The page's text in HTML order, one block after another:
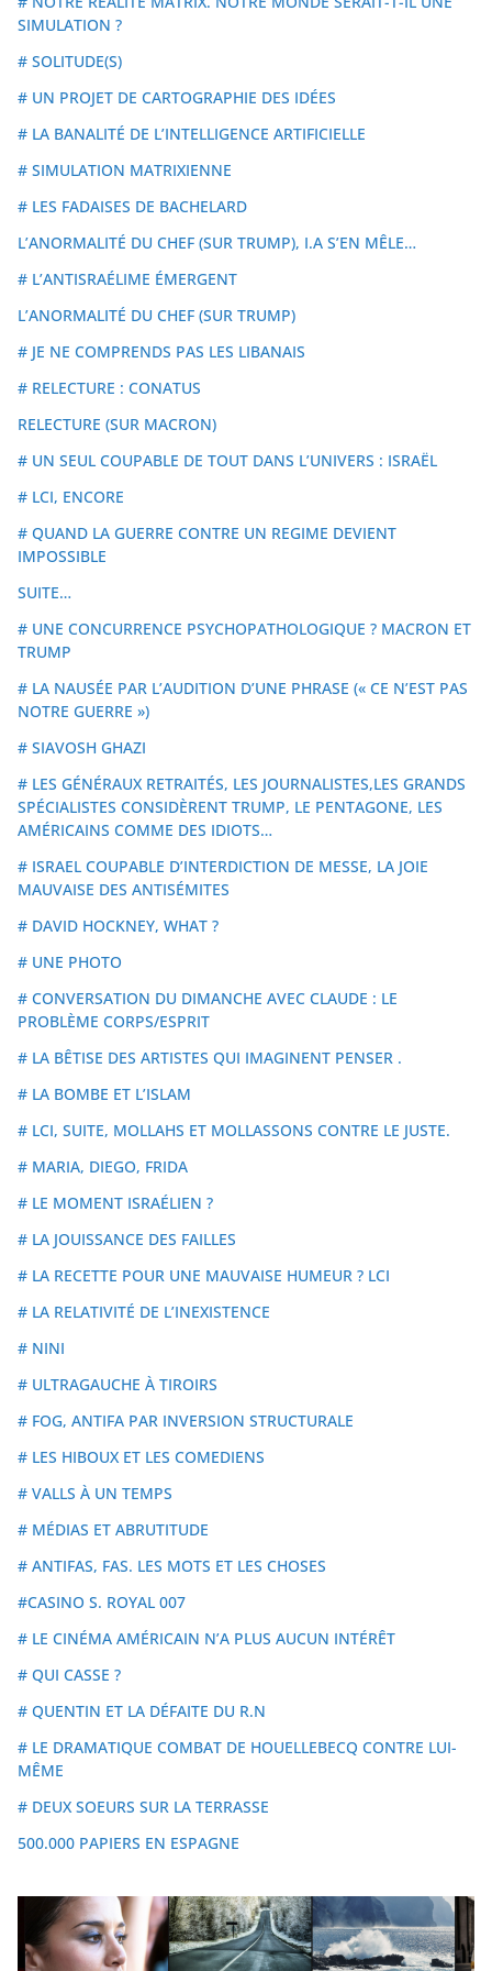
SIMULATION ?
# SOLITUDE(S)
# UN PROJET DE CARTOGRAPHIE DES IDÉES
# LA BANALITÉ DE L’INTELLIGENCE ARTIFICIELLE
# SIMULATION MATRIXIENNE
# LES FADAISES DE BACHELARD
L’ANORMALITÉ DU CHEF (SUR TRUMP), I.A S’EN MÊLE…
# L’ANTISRAÉLIME ÉMERGENT
L’ANORMALITÉ DU CHEF (SUR TRUMP)
# JE NE COMPRENDS PAS LES LIBANAIS
# RELECTURE : CONATUS
RELECTURE (SUR MACRON)
# UN SEUL COUPABLE DE TOUT DANS L’UNIVERS : ISRAËL
# LCI, ENCORE
# QUAND LA GUERRE CONTRE UN REGIME DEVIENT
IMPOSSIBLE
SUITE…
# UNE CONCURRENCE PSYCHOPATHOLOGIQUE ? MACRON ET
TRUMP
# LA NAUSÉE PAR L’AUDITION D’UNE PHRASE (« CE N’EST PAS
NOTRE GUERRE »)
# SIAVOSH GHAZI
# LES GÉNÉRAUX RETRAITÉS, LES JOURNALISTES,LES GRANDS
SPÉCIALISTES CONSIDÈRENT TRUMP, LE PENTAGONE, LES
AMÉRICAINS COMME DES IDIOTS…
# ISRAEL COUPABLE D’INTERDICTION DE MESSE, LA JOIE
MAUVAISE DES ANTISÉMITES
# DAVID HOCKNEY, WHAT ?
# UNE PHOTO
# CONVERSATION DU DIMANCHE AVEC CLAUDE : LE
PROBLÈME CORPS/ESPRIT
# LA BÊTISE DES ARTISTES QUI IMAGINENT PENSER .
# LA BOMBE ET L’ISLAM
# LCI, SUITE, MOLLAHS ET MOLLASSONS CONTRE LE JUSTE.
# MARIA, DIEGO, FRIDA
# LE MOMENT ISRAÉLIEN ?
# LA JOUISSANCE DES FAILLES
# LA RECETTE POUR UNE MAUVAISE HUMEUR ? LCI
# LA RELATIVITÉ DE L’INEXISTENCE
# NINI
# ULTRAGAUCHE À TIROIRS
# FOG, ANTIFA PAR INVERSION STRUCTURALE
# LES HIBOUX ET LES COMEDIENS
# VALLS À UN TEMPS
# MÉDIAS ET ABRUTITUDE
# ANTIFAS, FAS. LES MOTS ET LES CHOSES
#CASINO S. ROYAL 007
# LE CINÉMA AMÉRICAIN N’A PLUS AUCUN INTÉRÊT
# QUI CASSE ?
# QUENTIN ET LA DÉFAITE DU R.N
# LE DRAMATIQUE COMBAT DE HOUELLEBECQ CONTRE LUI-
MÊME
# DEUX SOEURS SUR LA TERRASSE
500.000 PAPIERS EN ESPAGNE